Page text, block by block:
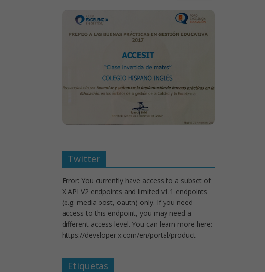
Twitter
Error: You currently have access to a subset of
X API V2 endpoints and limited v1.1 endpoints
(e.g. media post, oauth) only. If you need
access to this endpoint, you may need a
different access level. You can learn more here:
https://developer.x.com/en/portal/product
Etiquetas